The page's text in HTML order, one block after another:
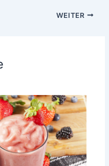
WEITER